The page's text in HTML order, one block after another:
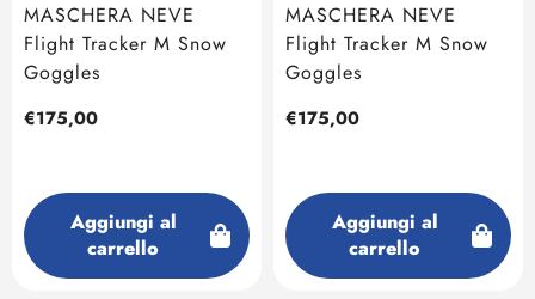
MASCHERA NEVE
Flight Tracker M Snow
Goggles
Prezzo
€175,00
Aggiungi al
carrello
MASCHERA NEVE
Flight Tracker M Snow
Goggles
Prezzo
€175,00
Aggiungi al
carrello